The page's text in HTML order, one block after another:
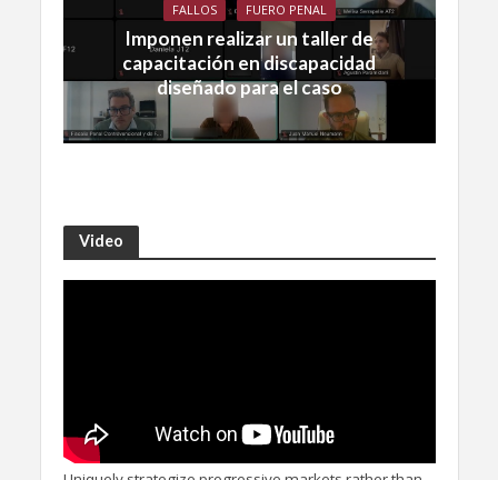
FALLOS FUERO PENAL
Imponen realizar un taller de
capacitación en discapacidad
diseñado para el caso
Video